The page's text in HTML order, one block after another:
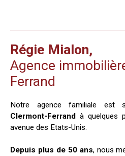
Régie Mialon,
Agence
Ferrand
Notre agence familiale est
Clermont-Ferrand à quelques
avenue des Etats-Unis.
Depuis plus de 50 ans, nous